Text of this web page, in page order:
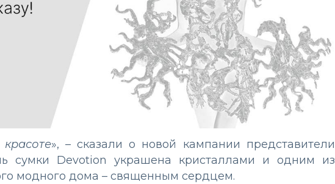
», – сказали о новой кампании представители
сумки Devotion украшена кристаллами и одним из
модного дома – священным сердцем.